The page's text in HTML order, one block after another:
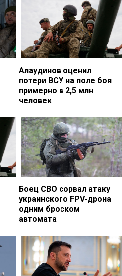
Алаудинов оценил
потери ВСУ на поле боя
примерно в 2,5 млн
человек
Боец СВО сорвал атаку
украинского FPV-дрона
одним броском
автомата